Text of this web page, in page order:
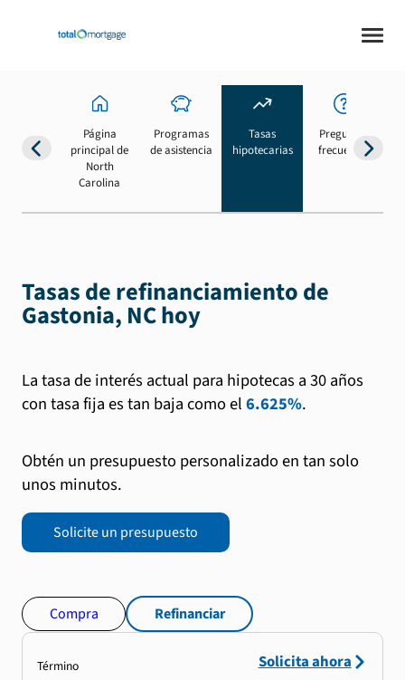
Página
principal de
North
Carolina
Programas
de asistencia
Tasas
hipotecarias
Preguntas
frecuentes
Tasas de refinanciamiento de
Gastonia, NC hoy
La tasa de interés actual para hipotecas a 30 años
con tasa fija es tan baja como el6.625%.
Obtén un presupuesto personalizado en tan solo
unos minutos.
Solicite un presupuesto
Compra Refinanciar
Término Solicita ahora